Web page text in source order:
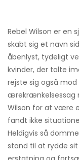
Rebel Wilson er en
skabt sig et navn
åbenlyst, tydeligt
kvinder, der talte
rejste sig også
ærekrænkelsessag
Wilson for at være
fandt ikke
Heldigvis så
stand til at rydde